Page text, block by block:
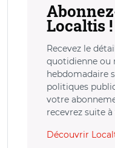
Localtis !
Recevez le
quotidienne ou
hebdomadaire
politiques
votre
recevrez suite
Découvrir